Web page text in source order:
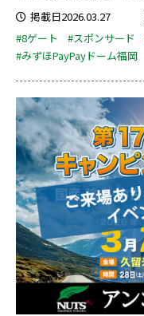
掲載日2026.03.27
#8ゲート
#スポンサード
#みずほPayPayドーム福岡